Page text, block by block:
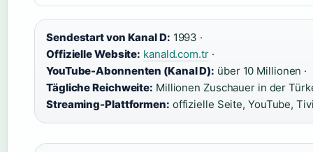
Sendestart von Kanal D: 1993 ·
Offizielle Website: kanald.com.tr·
YouTube-Abonnenten (Kanal D): über 10 Millionen ·
Tägliche Reichweite: Millionen Zuschauer in der
Streaming-Plattformen: offizielle Seite, YouTube,